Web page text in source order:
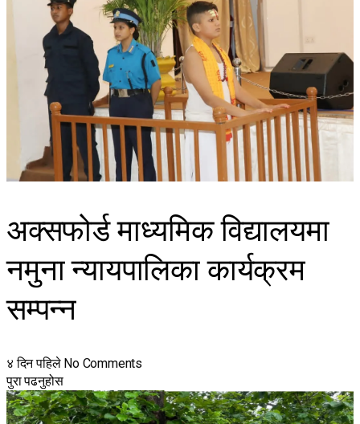
अक्सफोर्ड माध्यमिक विद्यालयमा
नमुना न्यायपालिका कार्यक्रम
सम्पन्न
४ दिन पहिले No Comments
पुरा पढनुहोस